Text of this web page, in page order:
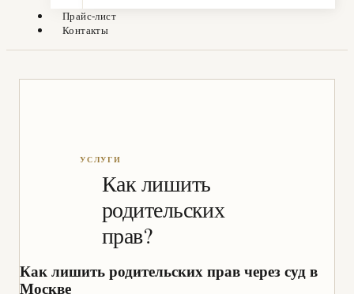
Прайс-лист
Контакты
Как лишить
родительских
прав?
Как лишить родительских прав через суд в
Москве